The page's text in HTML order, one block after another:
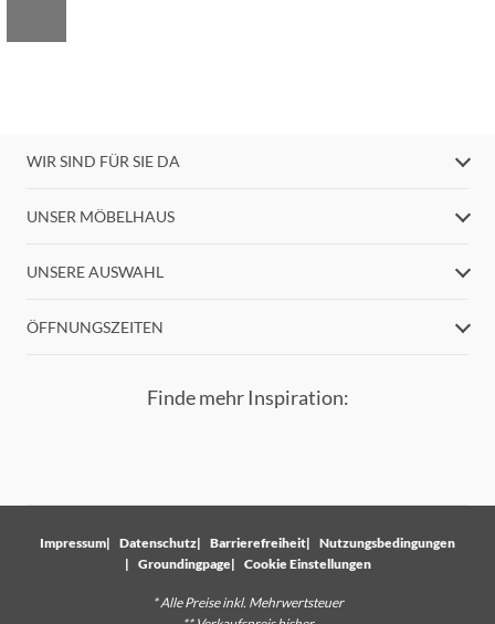
WIR SIND FÜR SIE DA
UNSER MÖBELHAUS
UNSERE AUSWAHL
ÖFFNUNGSZEITEN
Finde mehr Inspiration:
Impressum Datenschutz Barrierefreiheit
Nutzungsbedingungen
Groundingpage
Cookie Einstellungen
* Alle Preise inkl. Mehrwertsteuer